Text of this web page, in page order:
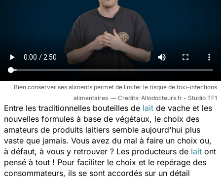
Bien conserver ses aliments permet de limiter le risque de toxi-infections
alimentaires
Allodocteurs.fr - Studio TF1
Entre les traditionnelles bouteilles de lait de vache et les
nouvelles formules à base de végétaux, le choix des
amateurs de produits laitiers semble aujourd'hui plus
vaste que jamais. Vous avez du mal à faire un choix ou,
à défaut, à vous y retrouver ? Les producteurs de lait ont
pensé à tout ! Pour faciliter le choix et le repérage des
consommateurs, ils se sont accordés sur un détail